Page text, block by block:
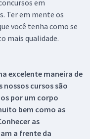
em
Ter em mente os
você tenha como se
mais qualidade.
excelente maneira de
nossos cursos são
por um corpo
bem como as
as
a frente da